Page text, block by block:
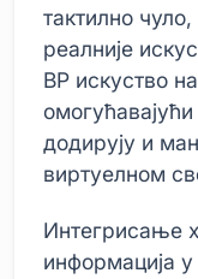
тактилно
реалније
ВР искуство
додирују и
виртуелном
Интегрисање
информација